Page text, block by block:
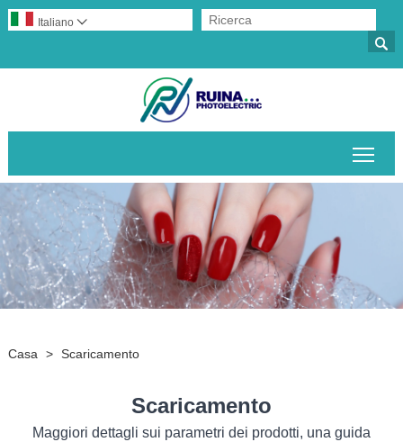

Italiano 
Casa > Scaricamento
Scaricamento
Maggiori dettagli sui parametri dei prodotti, una guida